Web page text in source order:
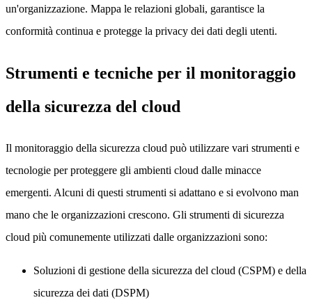
un'organizzazione. Mappa le relazioni globali, garantisce la
conformità continua e protegge la privacy dei dati degli utenti.
Strumenti e tecniche per il monitoraggio
della sicurezza del cloud
Il monitoraggio della sicurezza cloud può utilizzare vari strumenti e
tecnologie per proteggere gli ambienti cloud dalle minacce
emergenti. Alcuni di questi strumenti si adattano e si evolvono man
mano che le organizzazioni crescono. Gli strumenti di sicurezza
cloud più comunemente utilizzati dalle organizzazioni sono:
Soluzioni di gestione della sicurezza del cloud (CSPM) e della
sicurezza dei dati (DSPM)